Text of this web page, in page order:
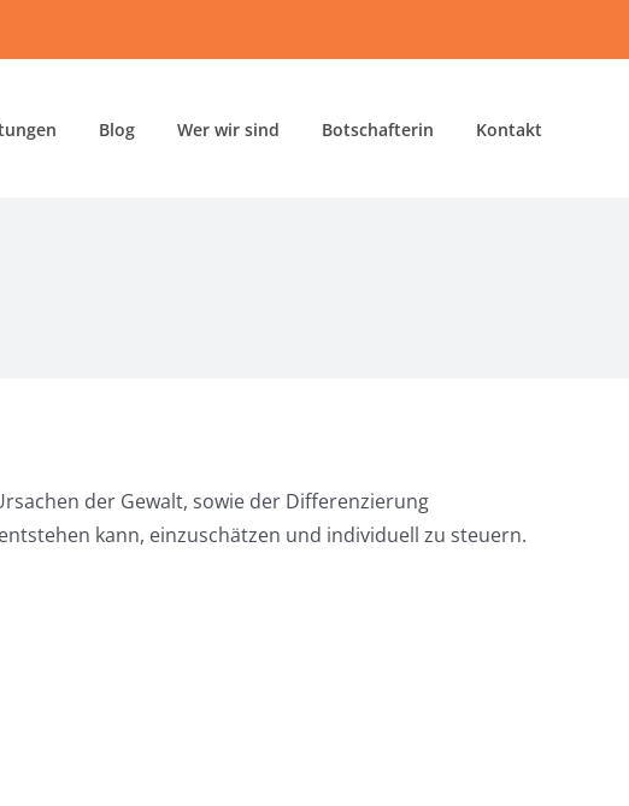
Blog Wer wir sind Botschafterin Kontakt
der Gewalt, sowie der Differenzierung
kann, einzuschätzen und individuell zu steuern.